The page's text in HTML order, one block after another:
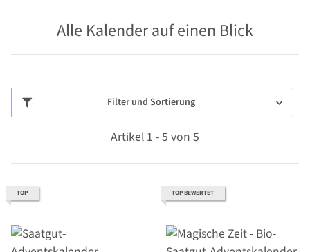
Alle Kalender auf einen Blick
Filter und Sortierung
Artikel 1 - 5 von 5
TOP TOP BEWERTET